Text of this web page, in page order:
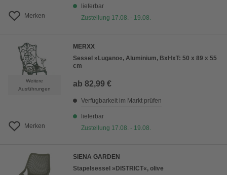
Merken
lieferbar
Zustellung 17.08. - 19.08.
Weitere
Ausführungen
Merken
MERXX
Sessel »Lugano«, Aluminium, BxHxT: 50 x 89 x 55
cm
ab 82,99 €
Verfügbarkeit im Markt prüfen
lieferbar
Zustellung 17.08. - 19.08.
SIENA GARDEN
Stapelsessel »DISTRICT«, olive